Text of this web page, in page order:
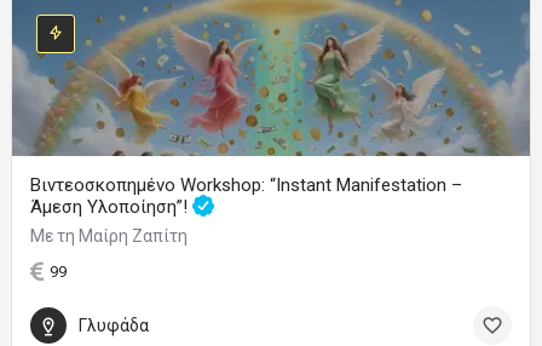
Βιντεοσκοπημένο Workshop: “Instant Manifestation –
Άμεση Υλοποίηση”!
Με τη Μαίρη Ζαπίτη
99
Γλυφάδα